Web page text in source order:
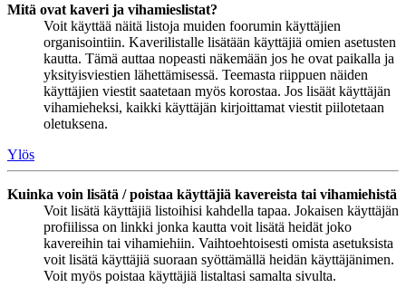
Mitä ovat kaveri ja vihamieslistat?
Voit käyttää näitä listoja muiden foorumin käyttäjien
organisointiin. Kaverilistalle lisätään käyttäjiä omien asetusten
kautta. Tämä auttaa nopeasti näkemään jos he ovat paikalla ja
yksityisviestien lähettämisessä. Teemasta riippuen näiden
käyttäjien viestit saatetaan myös korostaa. Jos lisäät käyttäjän
vihamieheksi, kaikki käyttäjän kirjoittamat viestit piilotetaan
oletuksena.
Ylös
Kuinka voin lisätä / poistaa käyttäjiä kavereista tai vihamiehistä
Voit lisätä käyttäjiä listoihisi kahdella tapaa. Jokaisen käyttäjän
profiilissa on linkki jonka kautta voit lisätä heidät joko
kavereihin tai vihamiehiin. Vaihtoehtoisesti omista asetuksista
voit lisätä käyttäjiä suoraan syöttämällä heidän käyttäjänimen.
Voit myös poistaa käyttäjiä listaltasi samalta sivulta.